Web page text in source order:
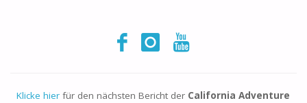
Klicke hier für den nächsten Bericht der California Adventure